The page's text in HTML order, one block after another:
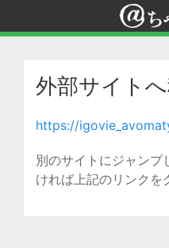
外部サイト
https://
別のサイトにジャンプ
ければ上記のリンクを